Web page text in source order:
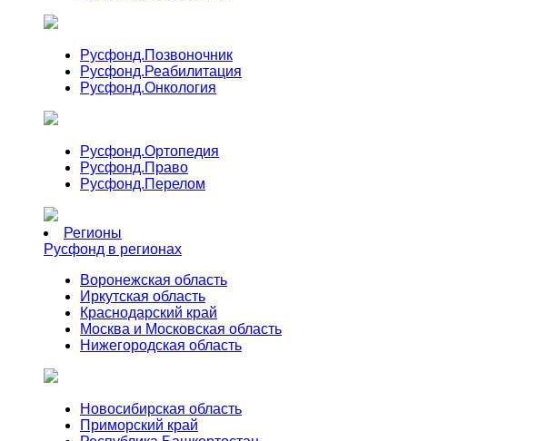
Русфонд.Позвоночник
Русфонд.Реабилитация
Русфонд.Онкология
Русфонд.Ортопедия
Русфонд.Право
Русфонд.Перелом
Регионы
Русфонд в регионах
Воронежская область
Иркутская область
Краснодарский край
Москва и Московская область
Нижегородская область
Новосибирская область
Приморский край